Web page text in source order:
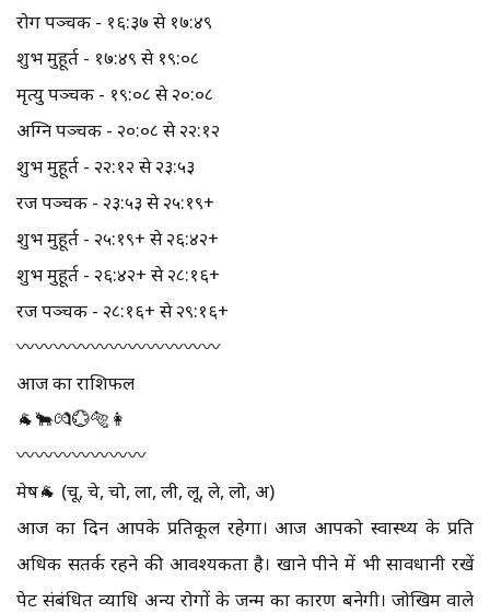
रोग पञ्चक - १६:३७ से १७:४९
शुभ मुहूर्त - १७:४९ से १९:०८
मृत्यु पञ्चक - १९:०८ से २०:०८
अग्नि पञ्चक - २०:०८ से २२:१२
शुभ मुहूर्त - २२:१२ से २३:५३
रज पञ्चक - २३:५३ से २५:१९+
शुभ मुहूर्त - २५:१९+ से २६:४२+
शुभ मुहूर्त - २६:४२+ से २८:१६+
रज पञ्चक - २८:१६+ से २९:१६+
〰️〰️〰️〰️〰️〰️〰️〰️〰️〰️〰️
आज का राशिफल
🐐🐂💏💮🐅👩
〰️〰️〰️〰️〰️〰️〰️
मेष🐐 (चू, चे, चो, ला, ली, लू, ले, लो, अ)
आज का दिन आपके प्रतिकूल रहेगा। आज आपको स्वास्थ्य के प्रति
अधिक सतर्क रहने की आवश्यकता है। खाने पीने में भी सावधानी रखें
पेट संबंधित व्याधि अन्य रोगों के जन्म का कारण बनेगी। जोखिम वाले